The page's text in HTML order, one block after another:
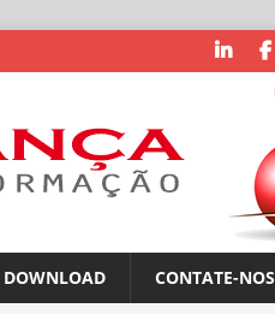
DOWNLOAD CONTATE-NOS